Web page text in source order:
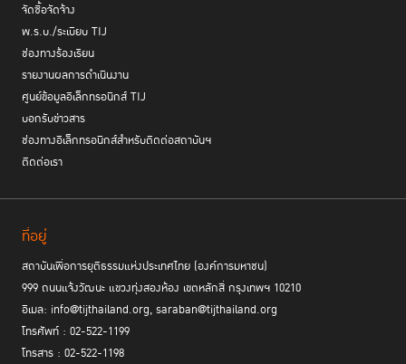
จัดซื้อจัดจ้าง
พ.ร.บ./ระเบียบ TIJ
ช่องทางร้องเรียน
รายงานผลการดำเนินงาน
ศูนย์ข้อมูลอิเล็กทรอนิกส์ TIJ
บอกรับข่าวสาร
ช่องทางอิเล็กทรอนิกส์สำหรับติดต่อสถาบันฯ
ติดต่อเรา
ที่อยู่
สถาบันเพื่อการยุติธรรมแห่งประเทศไทย (องค์การมหาชน)
999 ถนนแจ้งวัฒนะ แขวงทุ่งสองห้อง เขตหลักสี่ กรุงเทพฯ 10210
อีเมล: info@tijthailand.org, saraban@tijthailand.org
โทรศัพท์ : 02-522-1199
โทรสาร : 02-522-1198